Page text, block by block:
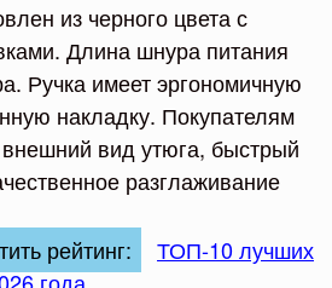
из черного цвета с
Длина шнура питания
Ручка имеет эргономичную
накладку. Покупателям
вид утюга, быстрый
разглаживание
рейтинг:
ТОП-10 лучших